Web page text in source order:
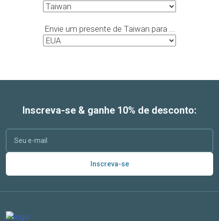
Envie um presente de Taiwan para ...
Inscreva-se & ganhe 10% de desconto:
Inscreva-se